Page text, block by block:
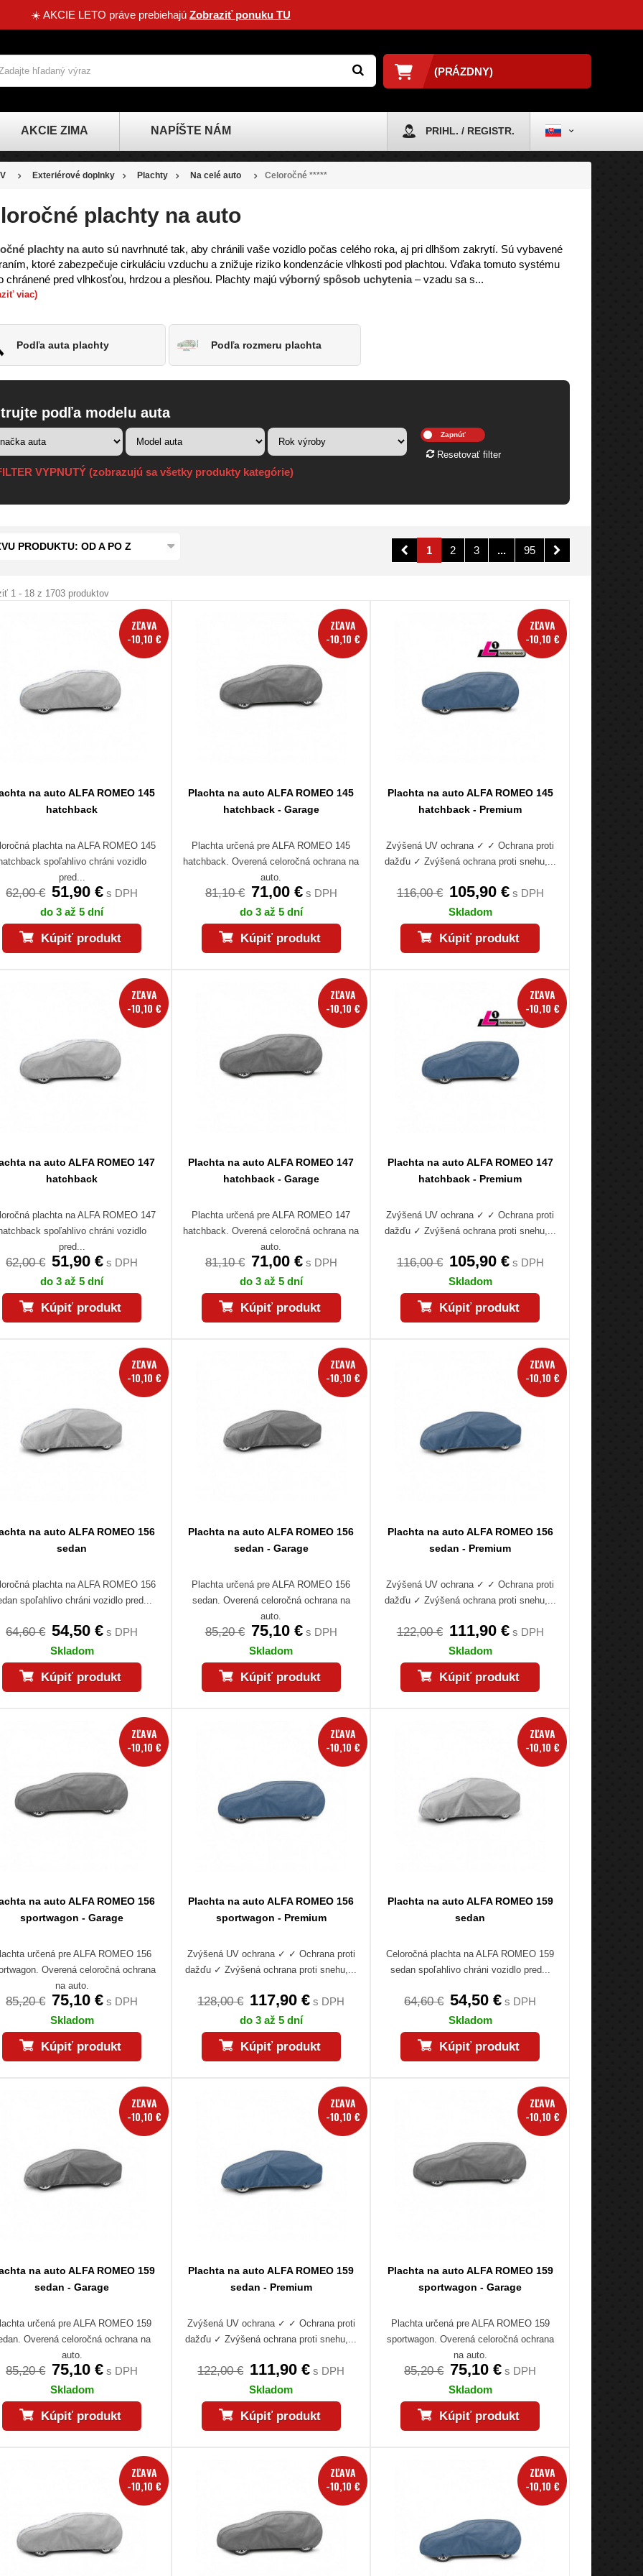
☀️ AKCIE LETO práve prebiehajú Zobraziť ponuku TU
(PRÁZDNY)
AKCIE ZIMA NAPÍŠTE NÁM PRIHL. / REGISTR.
Exteriérové doplnky Plachty Na celé auto Celoročné *****
plachty na auto
plachty na autosú navrhnuté tak, aby chránili vaše vozidlo počas celého roka, aj pri dlhšom zakrytí. Sú vybavené
ktoré zabezpečuje cirkuláciu vzduchu a znižuje riziko kondenzácie vlhkosti pod plachtou. Vďaka tomuto systému
chránené pred vlhkosťou, hrdzou a plesňou. Plachty majú výborný spôsob uchytenia– vzadu sa s...
viac)
Podľa auta plachty Podľa rozmeru plachta
podľa modelu auta
Resetovať filter
VYPNUTÝ (zobrazujú sa všetky produkty kategórie)
PRODUKTU: OD A PO Z 1 2 3 ... 95
1 - 18 z 1703 produktov
ZĽAVA
-10,10 €
na auto ALFA ROMEO 145
hatchback
plachta na ALFA ROMEO 145
spoľahlivo chráni vozidlo
pred...
62,00 € 51,90 € s DPH
do 3 až 5 dní
Kúpiť produkt
ZĽAVA
-10,10 €
Plachta na auto ALFA ROMEO 145
hatchback - Garage
Plachta určená pre ALFA ROMEO 145
hatchback. Overená celoročná ochrana na
auto.
81,10 € 71,00 €s DPH
do 3 až 5 dní
Kúpiť produkt
ZĽAVA
-10,10 €
Plachta na auto ALFA ROMEO 145
hatchback - Premium
Zvýšená UV ochrana ✓ ✓ Ochrana proti
dažďu ✓ Zvýšená ochrana proti snehu,...
116,00 € 105,90 €s DPH
Skladom
Kúpiť produkt
ZĽAVA
-10,10 €
na auto ALFA ROMEO 147
hatchback
plachta na ALFA ROMEO 147
spoľahlivo chráni vozidlo
pred...
62,00 € 51,90 € s DPH
do 3 až 5 dní
Kúpiť produkt
ZĽAVA
-10,10 €
Plachta na auto ALFA ROMEO 147
hatchback - Garage
Plachta určená pre ALFA ROMEO 147
hatchback. Overená celoročná ochrana na
auto.
81,10 € 71,00 €s DPH
do 3 až 5 dní
Kúpiť produkt
ZĽAVA
-10,10 €
Plachta na auto ALFA ROMEO 147
hatchback - Premium
Zvýšená UV ochrana ✓ ✓ Ochrana proti
dažďu ✓ Zvýšená ochrana proti snehu,...
116,00 € 105,90 €s DPH
Skladom
Kúpiť produkt
ZĽAVA
-10,10 €
na auto ALFA ROMEO 156
sedan
plachta na ALFA ROMEO 156
spoľahlivo chráni vozidlo pred...
64,60 € 54,50 € s DPH
Skladom
Kúpiť produkt
ZĽAVA
-10,10 €
Plachta na auto ALFA ROMEO 156
sedan - Garage
Plachta určená pre ALFA ROMEO 156
sedan. Overená celoročná ochrana na
auto.
85,20 € 75,10 €s DPH
Skladom
Kúpiť produkt
ZĽAVA
-10,10 €
Plachta na auto ALFA ROMEO 156
sedan - Premium
Zvýšená UV ochrana ✓ ✓ Ochrana proti
dažďu ✓ Zvýšená ochrana proti snehu,...
122,00 € 111,90 €s DPH
Skladom
Kúpiť produkt
ZĽAVA
-10,10 €
na auto ALFA ROMEO 156
sportwagon - Garage
určená pre ALFA ROMEO 156
Overená celoročná ochrana
na auto.
85,20 € 75,10 € s DPH
Skladom
Kúpiť produkt
ZĽAVA
-10,10 €
Plachta na auto ALFA ROMEO 156
sportwagon - Premium
Zvýšená UV ochrana ✓ ✓ Ochrana proti
dažďu ✓ Zvýšená ochrana proti snehu,...
128,00 € 117,90 € s DPH
do 3 až 5 dní
Kúpiť produkt
ZĽAVA
-10,10 €
Plachta na auto ALFA ROMEO 159
sedan
Celoročná plachta na ALFA ROMEO 159
sedan spoľahlivo chráni vozidlo pred...
64,60 € 54,50 € s DPH
Skladom
Kúpiť produkt
ZĽAVA
-10,10 €
na auto ALFA ROMEO 159
sedan - Garage
určená pre ALFA ROMEO 159
Overená celoročná ochrana na
auto.
85,20 € 75,10 € s DPH
Skladom
Kúpiť produkt
ZĽAVA
-10,10 €
Plachta na auto ALFA ROMEO 159
sedan - Premium
Zvýšená UV ochrana ✓ ✓ Ochrana proti
dažďu ✓ Zvýšená ochrana proti snehu,...
122,00 € 111,90 € s DPH
Skladom
Kúpiť produkt
ZĽAVA
-10,10 €
Plachta na auto ALFA ROMEO 159
sportwagon - Garage
Plachta určená pre ALFA ROMEO 159
sportwagon. Overená celoročná ochrana
na auto.
85,20 € 75,10 € s DPH
Skladom
Kúpiť produkt
ZĽAVA
-10,10 €
ZĽAVA
-10,10 €
ZĽAVA
-10,10 €